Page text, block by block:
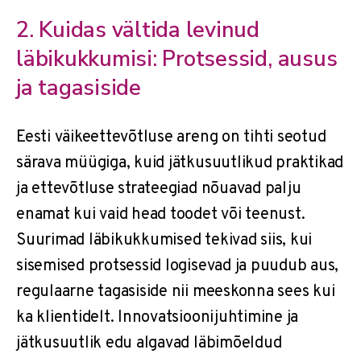
2. Kuidas vältida levinud
läbikukkumisi: Protsessid, ausus
ja tagasiside
Eesti väikeettevõtluse areng on tihti seotud
särava müügiga, kuid jätkusuutlikud praktikad
ja ettevõtluse strateegiad nõuavad palju
enamat kui vaid head toodet või teenust.
Suurimad läbikukkumised tekivad siis, kui
sisemised protsessid logisevad ja puudub aus,
regulaarne tagasiside nii meeskonna sees kui
ka klientidelt. Innovatsioonijuhtimine ja
jätkusuutlik edu algavad läbimõeldud